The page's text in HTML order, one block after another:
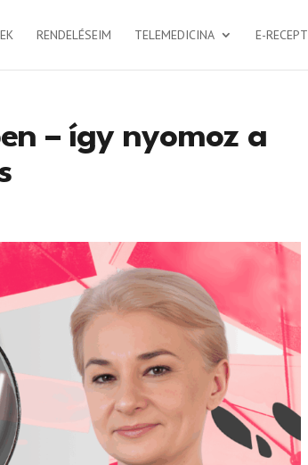
RENDELÉSEIM TELEMEDICINA E-RECEPT
– így nyomoz a